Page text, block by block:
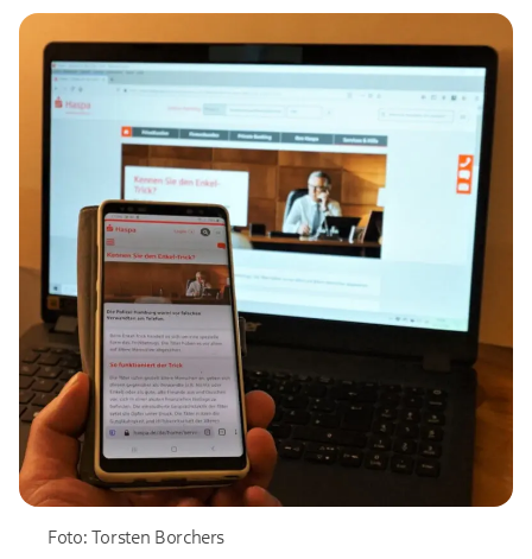
Foto: Torsten Borchers